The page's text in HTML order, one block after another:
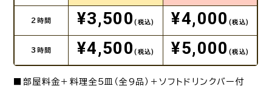
2時間 ¥3,500(税込) ¥4,000 (税込)
3時間 ¥4,500(税込) ¥5,000 (税込)
■部屋料金＋料理全5皿（全9品）＋ソフトドリンクバー付